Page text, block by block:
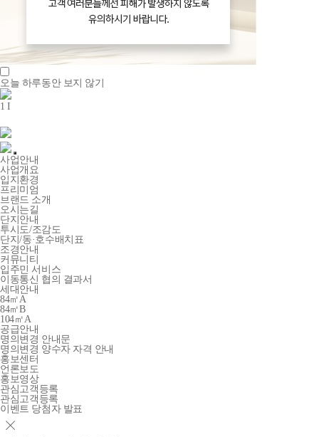
오늘 하루동안 보지 않기
1 I
사업안내
사업개요
입지환경
프리미엄
브랜드 소개
오시는길
단지안내
투시도/조감도
단지/동·호수배치표
조경안내
커뮤니티
입주민 서비스
이동통신 협의 결과서
세대안내
84㎡A
84㎡B
104㎡A
공급안내
명의변경 안내문
명의변경 양수자 자격 안내
홍보센터
언론보도
홍보영상
관심고객등록
관심고객등록
이벤트 당첨자 발표